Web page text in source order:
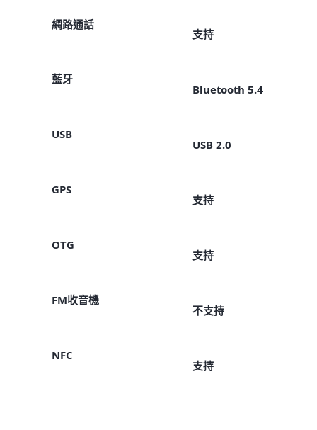
網路通話
支持
藍牙
Bluetooth 5.4
USB
USB 2.0
GPS
支持
OTG
支持
FM收音機
不支持
NFC
支持